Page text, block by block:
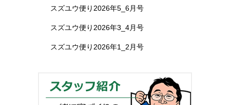
スズユウ便り2026年5_6月号
スズユウ便り2026年3_4月号
スズユウ便り2026年1_2月号